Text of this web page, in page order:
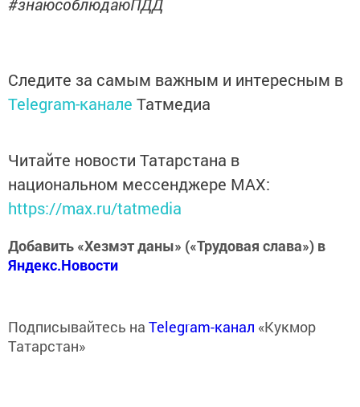
#знаюсоблюдаюПДД
Следите за самым важным и интересным в
Telegram-канале Татмедиа
Читайте новости Татарстана в
национальном мессенджере MАХ:
https://max.ru/tatmedia
Добавить «Хезмэт даны» («Трудовая слава») в
Яндекс.Новости
Подписывайтесь на Telegram-канал «Кукмор
Татарстан»